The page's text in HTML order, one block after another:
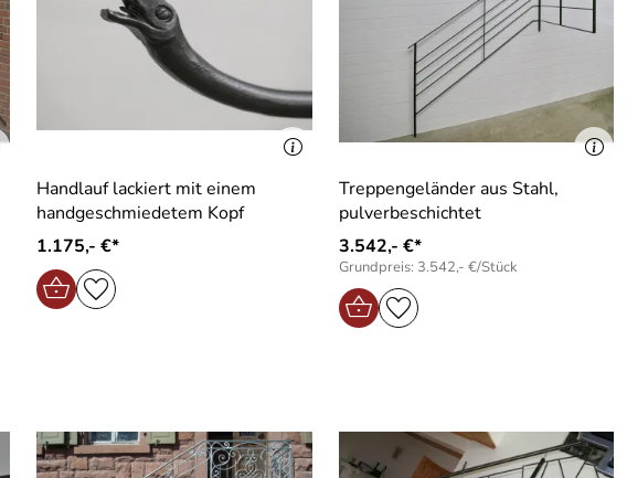
Handlauf lackiert mit einem
handgeschmiedetem Kopf
1.175,- €*
Treppengeländer aus Stahl,
pulverbeschichtet
3.542,- €*
Grundpreis: 3.542,- €/Stück